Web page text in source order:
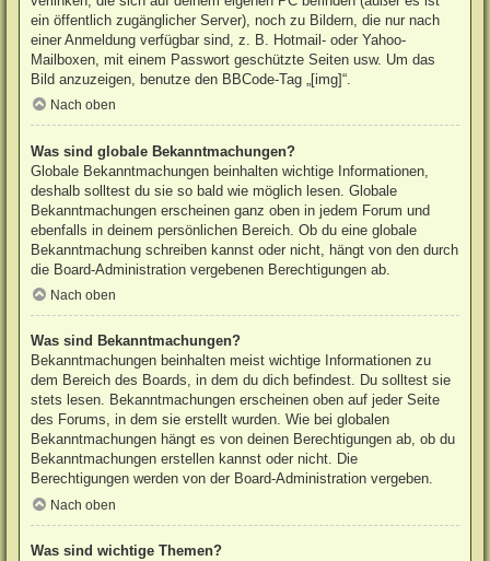
ein öffentlich zugänglicher Server), noch zu Bildern, die nur nach
einer Anmeldung verfügbar sind, z. B. Hotmail- oder Yahoo-
Mailboxen, mit einem Passwort geschützte Seiten usw. Um das
Bild anzuzeigen, benutze den BBCode-Tag „[img]“.
Nach oben
Was sind globale Bekanntmachungen?
Globale Bekanntmachungen beinhalten wichtige Informationen,
deshalb solltest du sie so bald wie möglich lesen. Globale
Bekanntmachungen erscheinen ganz oben in jedem Forum und
ebenfalls in deinem persönlichen Bereich. Ob du eine globale
Bekanntmachung schreiben kannst oder nicht, hängt von den durch
die Board-Administration vergebenen Berechtigungen ab.
Nach oben
Was sind Bekanntmachungen?
Bekanntmachungen beinhalten meist wichtige Informationen zu
dem Bereich des Boards, in dem du dich befindest. Du solltest sie
stets lesen. Bekanntmachungen erscheinen oben auf jeder Seite
des Forums, in dem sie erstellt wurden. Wie bei globalen
Bekanntmachungen hängt es von deinen Berechtigungen ab, ob du
Bekanntmachungen erstellen kannst oder nicht. Die
Berechtigungen werden von der Board-Administration vergeben.
Nach oben
Was sind wichtige Themen?